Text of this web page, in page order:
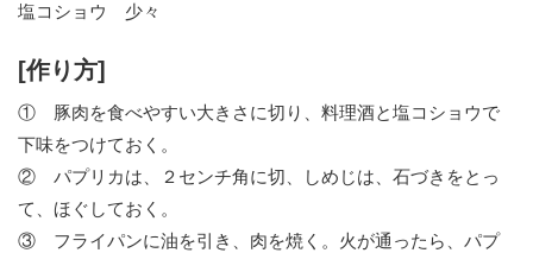
塩コショウ 少々
[作り方]
① 豚肉を食べやすい大きさに切り、料理酒と塩コショウで
下味をつけておく。
② パプリカは、２センチ角に切、しめじは、石づきをとっ
て、ほぐしておく。
③ フライパンに油を引き、肉を焼く。火が通ったら、パプ